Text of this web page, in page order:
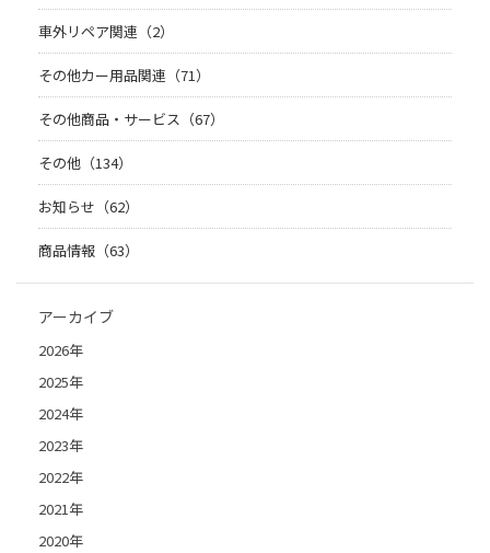
車外リペア関連（2）
その他カー用品関連（71）
その他商品・サービス（67）
その他（134）
お知らせ（62）
商品情報（63）
アーカイブ
2026年
2025年
2024年
2023年
2022年
2021年
2020年